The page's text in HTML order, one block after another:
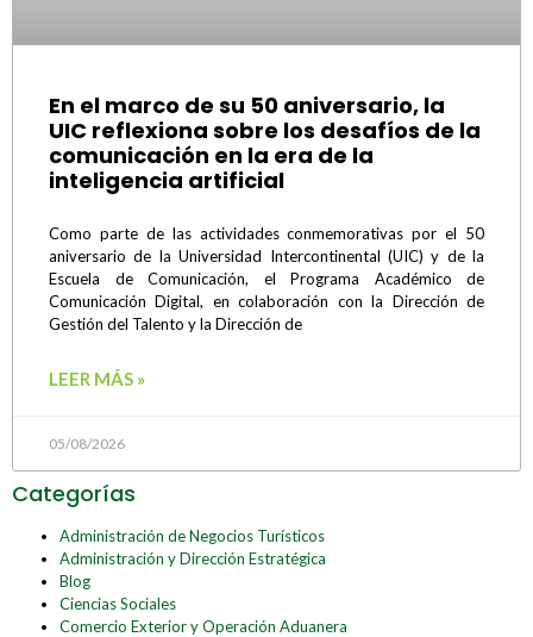
En el marco de su 50 aniversario, la
UIC reflexiona sobre los desafíos de la
comunicación en la era de la
inteligencia artificial
Como parte de las actividades conmemorativas por el 50
aniversario de la Universidad Intercontinental (UIC) y de la
Escuela de Comunicación, el Programa Académico de
Comunicación Digital, en colaboración con la Dirección de
Gestión del Talento y la Dirección de
LEER MÁS »
05/08/2026
Categorías
Administración de Negocios Turísticos
Administración y Dirección Estratégica
Blog
Ciencias Sociales
Comercio Exterior y Operación Aduanera